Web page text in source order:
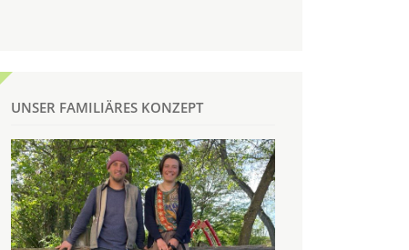
UNSER FAMILIÄRES KONZEPT